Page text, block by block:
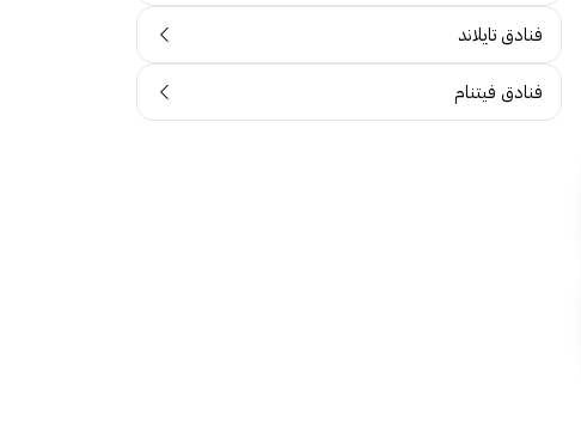
فنادق تايلاند
فنادق فيتنام